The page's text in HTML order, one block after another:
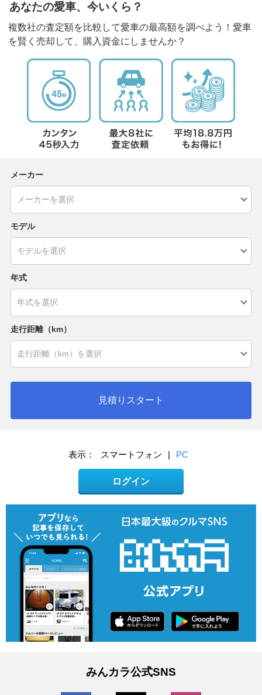
あなたの愛車、今いくら？
複数社の査定額を比較して愛車の最高額を調べよう！愛車
を賢く売却して、購入資金にしませんか？
メーカー
モデル
年式
走行距離（km）
見積りスタート
表示： スマートフォン | PC
ログイン
みんカラ公式SNS